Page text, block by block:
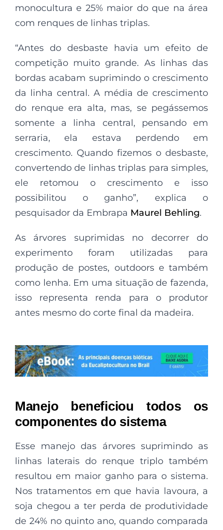
monocultura e 25% maior do que na área
com renques de linhas triplas.
“Antes do desbaste havia um efeito de
competição muito grande. As linhas das
bordas acabam suprimindo o crescimento
da linha central. A média de crescimento
do renque era alta, mas, se pegássemos
somente a linha central, pensando em
serraria, ela estava perdendo em
crescimento. Quando fizemos o desbaste,
convertendo de linhas triplas para simples,
ele retomou o crescimento e isso
possibilitou o ganho”, explica o
pesquisador da Embrapa Maurel Behling.
As árvores suprimidas no decorrer do
experimento foram utilizadas para
produção de postes, outdoors e também
como lenha. Em uma situação de fazenda,
isso representa renda para o produtor
antes mesmo do corte final da madeira.
Manejo beneficiou todos os
componentes do sistema
Esse manejo das árvores suprimindo as
linhas laterais do renque triplo também
resultou em maior ganho para o sistema.
Nos tratamentos em que havia lavoura, a
soja chegou a ter perda de produtividade
de 24% no quinto ano, quando comparada